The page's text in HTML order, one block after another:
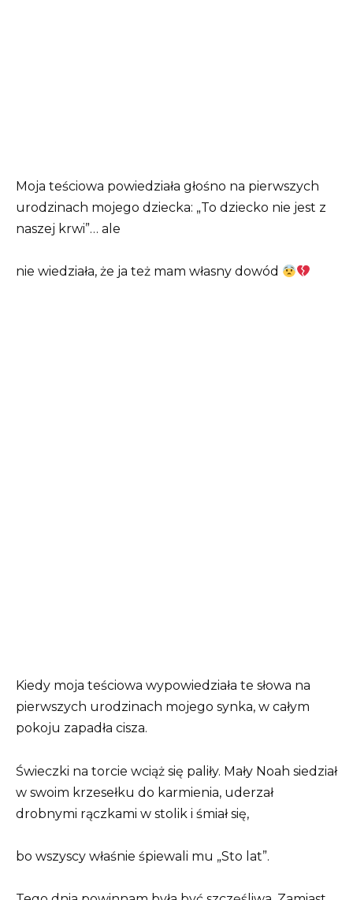
Moja teściowa powiedziała głośno na pierwszych
urodzinach mojego dziecka: „To dziecko nie jest z
naszej krwi”… ale
nie wiedziała, że ja też mam własny dowód
Kiedy moja teściowa wypowiedziała te słowa na
pierwszych urodzinach mojego synka, w całym
pokoju zapadła cisza.
Świeczki na torcie wciąż się paliły. Mały Noah siedział
w swoim krzesełku do karmienia, uderzał
drobnymi rączkami w stolik i śmiał się,
bo wszyscy właśnie śpiewali mu „Sto lat”.